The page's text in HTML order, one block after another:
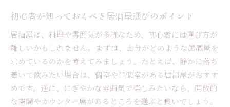
初心者が知っておくべき居酒屋選びのポイント
居酒屋は、料理や雰囲気が多様なため、初心者には選び方が
難しいかもしれません。まずは、自分がどのような居酒屋を
求めているのかを考えてみましょう。たとえば、静かに落ち
着いて飲みたい場合は、個室や半個室がある居酒屋がおすす
めです。逆に、にぎやかな雰囲気で楽しみたいなら、開放的
な空間やカウンター席があるところを選ぶと良いでしょう。